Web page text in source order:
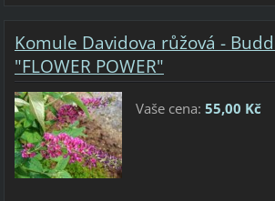
Komule Davidova růžová -
"FLOWER POWER"
Vaše cena: 55,00 Kč